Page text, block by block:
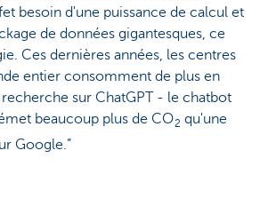
besoin d'une puissance de calcul et
de données gigantesques, ce
Ces dernières années, les centres
entier consomment de plus en
sur ChatGPT - le chatbot
beaucoup plus de CO2 qu'une
Google.”